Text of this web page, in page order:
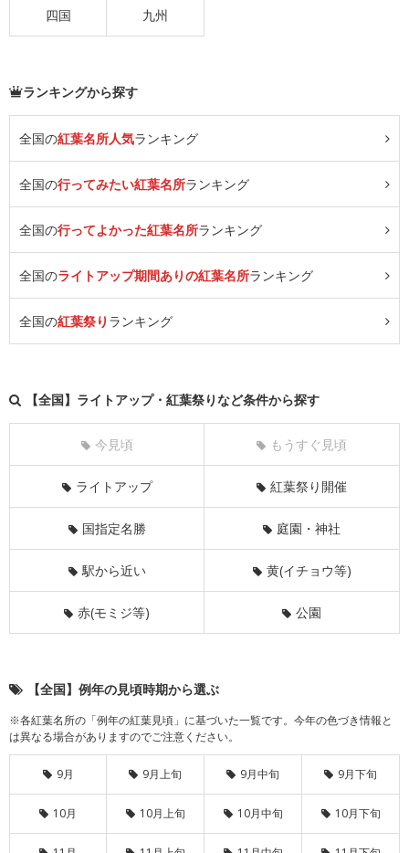
四国 九州
ランキングから探す
全国の紅葉名所人気ランキング
全国の行ってみたい紅葉名所ランキング
全国の行ってよかった紅葉名所ランキング
全国のライトアップ期間ありの紅葉名所ランキング
全国の紅葉祭り ランキング
【全国】ライトアップ・紅葉祭りなど条件から探す
今見頃 もうすぐ見頃
ライトアップ 紅葉祭り開催
国指定名勝 庭園・神社
駅から近い 黄(イチョウ等)
赤(モミジ等) 公園
【全国】例年の見頃時期から選ぶ
※各紅葉名所の「例年の紅葉見頃」に基づいた一覧です。今年の色づき情報と
は異なる場合がありますのでご注意ください。
9月 9月上旬 9月中旬 9月下旬
10月 10月上旬 10月中旬 10月下旬